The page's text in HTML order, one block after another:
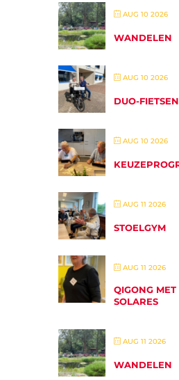
AUG 10 2026
WANDELEN
AUG 10 2026
DUO-FIETSEN
AUG 10 2026
AUG 11 2026
STOELGYM
AUG 11 2026
QIGONG
SOLARES
AUG 11 2026
WANDELEN